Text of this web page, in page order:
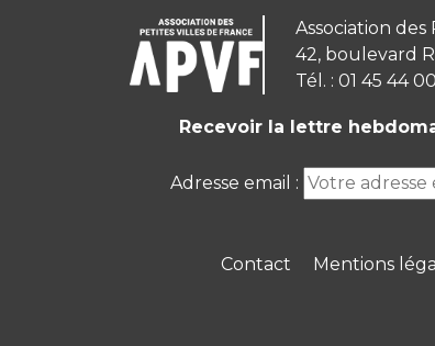
Association des
42, boulevard
Tél. : 01 45 44
Recevoir la lettre
Adresse email :
Contact Mentions